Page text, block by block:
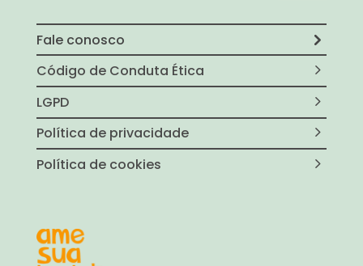
Fale conosco
Código de Conduta Ética
LGPD
Política de privacidade
Política de cookies